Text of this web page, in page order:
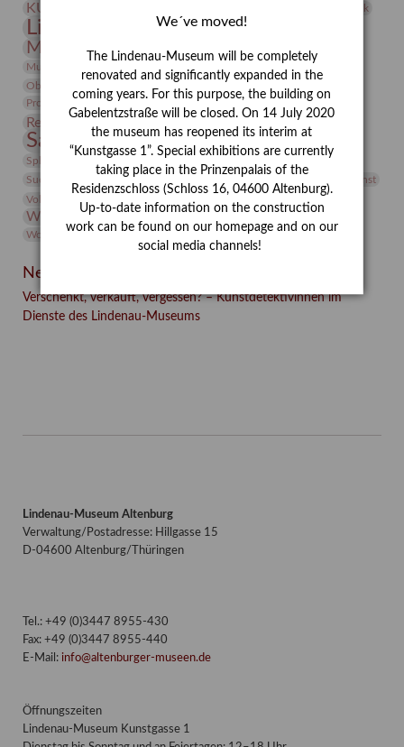
KUNSTWAND Lehmbruck
Lindenau-Museum Marstall
Museumsgeschichte Museumsnacht
Museumspädagogik Natur
Neue Remise
Objekt im Fokus
Peter Schnürpel Phelloplastik
Provenienz
Provenienzforschung
Restaurierung Ruth Wolf-Rehfeld
Sammlung Samstagszeichner
Sphinx
studio Studio Bildende Kunst
studioDIGITAL
Suermondt-Ludwig-Museum
Vermittlung
Videokunst
Volontariat
Weihnachten
Werkbetrachtung Wissenschaft
Wolf und Hund
Zirkuswoche
Neueste Beiträge
Verschenkt, verkauft, vergessen? – Kunstdetektivinnen im
Dienste des Lindenau-Museums
Lindenau-Museum Altenburg
Verwaltung/Postadresse: Hillgasse 15
D-04600 Altenburg/Thüringen
Tel.: +49 (0)3447 8955-430
Fax: +49 (0)3447 8955-440
E-Mail: info@altenburger-museen.de
Öffnungszeiten
Lindenau-Museum Kunstgasse 1
We´ve moved!
The Lindenau-Museum will be completely
renovated and significantly expanded in the
coming years. For this purpose, the building on
Gabelentzstraße will be closed. On 14 July 2020
the museum has reopened its interim at
“Kunstgasse 1”. Special exhibitions are currently
taking place in the Prinzenpalais of the
Residenzschloss (Schloss 16, 04600 Altenburg).
Up-to-date information on the construction
work can be found on our homepage and on our
social media channels!